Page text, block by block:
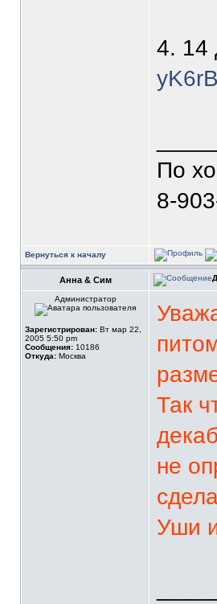
4. 14
По
8-
Вернуться к началу
Анна & Сим
Администратор
Зарегистрирован: Вт мар 22,
2005 5:50 pm
Сообщения: 10186
Откуда: Москва
Так
не
Уши